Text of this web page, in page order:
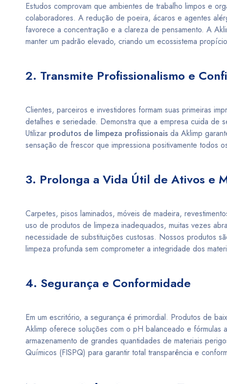
Estudos comprovam que ambientes de trabalho limpos e
colaboradores. A redução de poeira, ácaros e agentes
favorece a concentração e a clareza de pensamento. A
manter um padrão elevado, criando um ecossistema
2. Transmite Profissionalismo e
Clientes, parceiros e investidores formam suas primeiras
detalhes e seriedade. Demonstra que a empresa cuida de
Utilizar produtos de limpeza profissionais da Aklimp
sensação de frescor que impressiona positivamente todos
3. Prolonga a Vida Útil de Ativos e
Carpetes, pisos laminados, móveis de madeira,
uso de produtos de limpeza inadequados, muitas vezes
necessidade de substituições custosas. Nossos produtos
limpeza profunda sem comprometer a integridade dos
4. Segurança e Conformidade
Em um escritório, a segurança é primordial. Produtos de
Aklimp oferece soluções com o pH balanceado e
armazenamento de grandes quantidades de materiais
Químicos (FISPQ) para garantir total transparência e